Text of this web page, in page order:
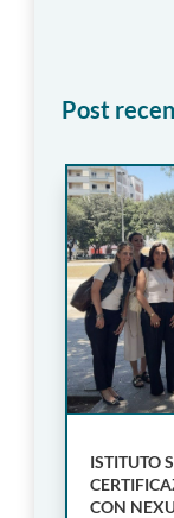
Post
ISTITUTO
CON